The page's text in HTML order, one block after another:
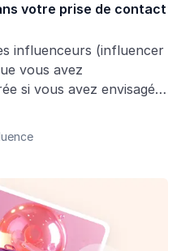
votre prise de contact
influenceurs (influencer
vous avez
si vous avez envisagé
de produits, puis
en parlent autour
une stratégie efficace
le terrain pour que la
et votre entreprise.